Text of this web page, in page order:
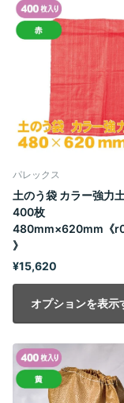
パレックス
土のう袋 カラー強力
400枚
480mm×620mm《
》
¥15,620
オプションを表示